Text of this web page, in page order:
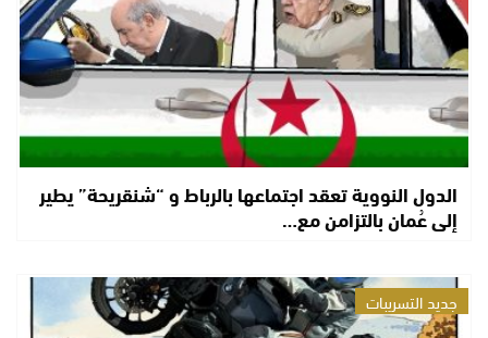
الدول النووية تعقد اجتماعها بالرباط و “شنقريحة” يطير
إلى عُمان بالتزامن مع…
جديد التسريبات